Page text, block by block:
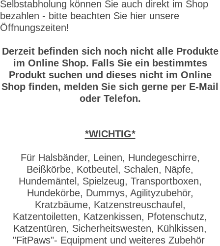
Selbstabholung können Sie auch direkt im Shop
bezahlen - bitte beachten Sie hier unsere
Öffnungszeiten!
Derzeit befinden sich noch nicht alle Produkte
im Online Shop. Falls Sie ein bestimmtes
Produkt suchen und dieses nicht im Online
Shop finden, melden Sie sich gerne per E-Mail
oder Telefon.
*WICHTIG*
Für Halsbänder, Leinen, Hundegeschirre,
Beißkörbe, Kotbeutel, Schalen, Näpfe,
Hundemäntel, Spielzeug, Transportboxen,
Hundekörbe, Dummys, Agilityzubehör,
Kratzbäume, Katzenstreuschaufel,
Katzentoiletten, Katzenkissen, Pfotenschutz,
Katzentüren, Sicherheitswesten, Kühlkissen,
"FitPaws"- Equipment und weiteres Zubehör